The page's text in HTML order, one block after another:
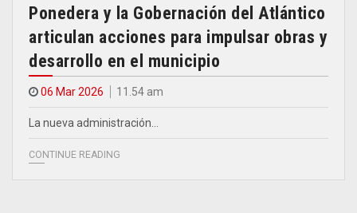
Ponedera y la Gobernación del Atlántico
articulan acciones para impulsar obras y
desarrollo en el municipio
06 Mar 2026 11.54 am
La nueva administración…
CONTINUE READING